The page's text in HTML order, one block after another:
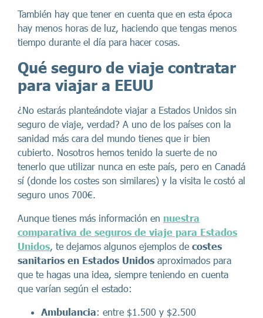
También hay que tener en cuenta que en esta época
hay menos horas de luz, haciendo que tengas menos
tiempo durante el día para hacer cosas.
Qué seguro de viaje contratar
para viajar a EEUU
¿No estarás planteándote viajar a Estados Unidos sin
seguro de viaje, verdad? A uno de los países con la
sanidad más cara del mundo tienes que ir bien
cubierto. Nosotros hemos tenido la suerte de no
tenerlo que utilizar nunca en este país, pero en Canadá
sí (donde los costes son similares) y la visita le costó al
seguro unos 700€.
Aunque tienes más información en nuestra
comparativa de seguros de viaje para Estados
Unidos , te dejamos algunos ejemplos de costes
sanitarios en Estados Unidos aproximados para
que te hagas una idea, siempre teniendo en cuenta
que varían según el estado:
Ambulancia: entre $1.500 y $2.500